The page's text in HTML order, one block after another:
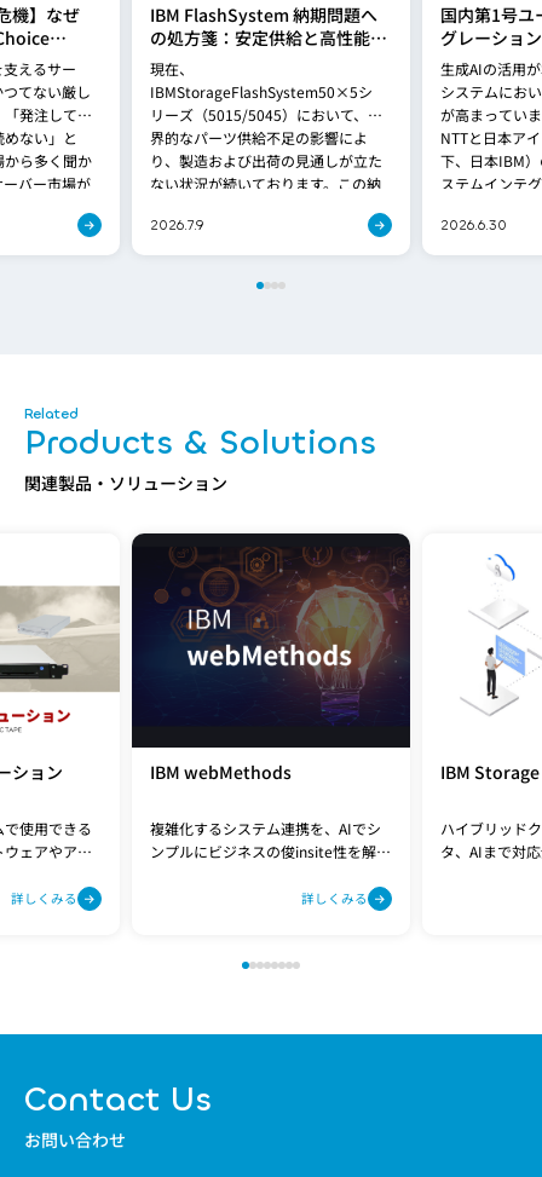
機】なぜ
のか？
えるサー
てない厳し
発注しても
ない」と
ら多く聞か
バー市場が
IBM FlashSystem 納期問題へ
の処方箋：安定供給と高性能を
両立する「FlashSystem
5600」への移行提案
現在、
IBMStorageFlashSystem50×5シ
リーズ（5015/5045）において、世
界的なパーツ供給不足の影響によ
り、製造および出荷の見通しが立た
ない状況が続いております。この納
2026.7.9
国内第1号ユ
グレーショ
Spyre検証
基盤の最適解
生成AIの活用
システムにお
が高まってい
NTTと日本ア
下、日本IBM
ステムインテ
2026.6.30
Products & Solutions
関連製品・ソリューション
ション
使用できる
ェアやアプ
詳しくみる
IBM webMethods
複雑化するシステム連携を、AIでシ
ンプルにビジネスの俊insite性を解き
詳しくみる
IBM Storage
ハイブリッド
タ、AIまで対応
Contact Us
お問い合わせ